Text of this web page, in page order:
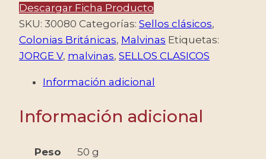
1912
-
SELLOS
CLASICOS
JORGE
Descargar Ficha Producto
SKU: 30080 Categorías: Sellos clásicos,
Colonias Británicas, Malvinas Etiquetas:
JORGE V, malvinas, SELLOS CLASICOS
Información adicional
Información adicional
Peso 50 g